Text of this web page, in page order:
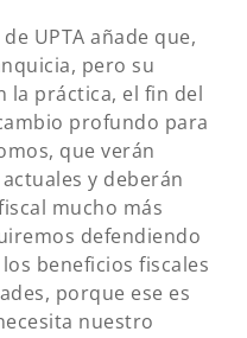
UPTA añade que,
pero su
la práctica, el fin del
profundo para
que verán
y deberán
mucho más
defendiendo
beneficios fiscales
porque ese es
nuestro